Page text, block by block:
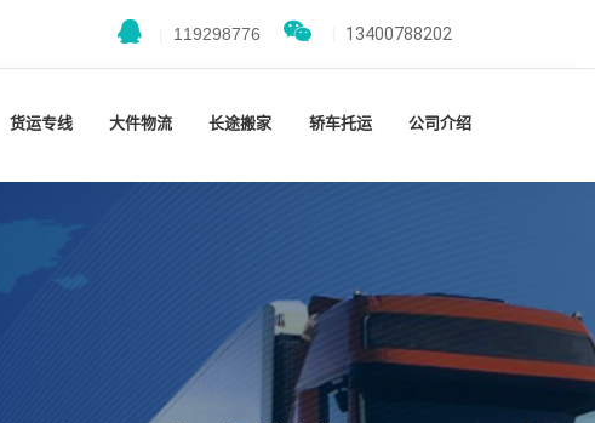
119298776 13400788202
货运专线 大件物流 长途搬家 轿车托运 公司介绍